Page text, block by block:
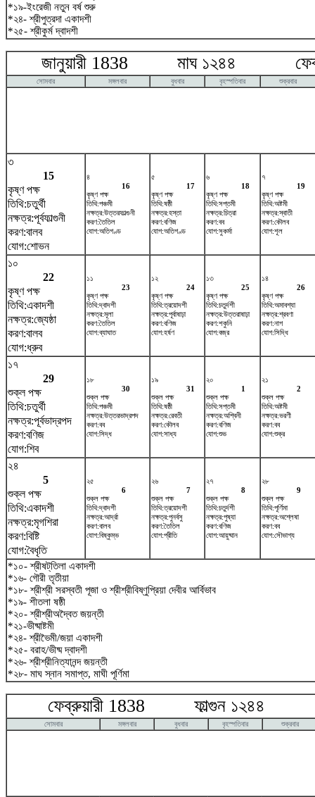
*১৯-ইংরেজী নতুন বর্ষ শুরু
*২৪- শ্রীপুত্রদা একাদশী
*২৫- শ্রীকুর্ম দ্বাদশী
জানুয়ারী 1838 মাঘ ১২৪৪
সোমবার মঙ্গলবার বুধবার বৃহস্পতিবার শুক্রবার
৩
15
কৃষ্ণ পক্ষ
তিথি:চতুর্থী
নক্ষত্র:পূর্বফাল্গুনী
করণ:বালব
যোগ:শোভন
৪
16
কৃষ্ণ পক্ষ
তিথি:পঞ্চমী
নক্ষত্র:উত্তরফাল্গুনী
করণ:তৈতিল
যোগ:অতিগণ্ড
৫
17
কৃষ্ণ পক্ষ
তিথি:ষষ্ঠী
নক্ষত্র:হস্তা
করণ:বণিজ
যোগ:অতিগণ্ড
৬
18
কৃষ্ণ পক্ষ
তিথি:সপ্তমী
নক্ষত্র:চিত্রা
করণ:বব
যোগ:সুকর্মা
৭
19
কৃষ্ণ পক্ষ
তিথি:অষ্টমী
নক্ষত্র:স্বাতী
করণ:কৌলব
যোগ:শূল
১০
22
কৃষ্ণ পক্ষ
তিথি:একাদশী
নক্ষত্র:জ্যেষ্ঠা
করণ:বালব
যোগ:ধ্রুব
১১
23
কৃষ্ণ পক্ষ
তিথি:দ্বাদশী
নক্ষত্র:মূলা
করণ:তৈতিল
যোগ:ব্যাঘাত
১২
24
কৃষ্ণ পক্ষ
তিথি:ত্রয়োদশী
নক্ষত্র:পূর্বাষাঢ়া
করণ:বণিজ
যোগ:হর্ষণ
১৩
25
কৃষ্ণ পক্ষ
তিথি:চতুর্দশী
নক্ষত্র:উত্তরাষাঢ়া
করণ:শকুনি
যোগ:বজ্র
১৪
26
কৃষ্ণ পক্ষ
তিথি:অমাবশ্যা
নক্ষত্র:শ্রবণা
করণ:নাগ
যোগ:সিদ্ধি
১৭
29
শুক্ল পক্ষ
তিথি:চতুর্থী
নক্ষত্র:পূর্বভাদ্রপদ
করণ:বণিজ
যোগ:শিব
১৮
30
শুক্ল পক্ষ
তিথি:পঞ্চমী
নক্ষত্র:উত্তরভাদ্রপদ
করণ:বব
যোগ:সিদ্ধ
১৯
31
শুক্ল পক্ষ
তিথি:ষষ্ঠী
নক্ষত্র:রেবতী
করণ:কৌলব
যোগ:সাধ্য
২০
1
শুক্ল পক্ষ
তিথি:সপ্তমী
নক্ষত্র:অশ্বিনী
করণ:বণিজ
যোগ:শুভ
২১
2
শুক্ল পক্ষ
তিথি:অষ্টমী
নক্ষত্র:ভরণী
করণ:বব
যোগ:শুক্র
২৪
5
শুক্ল পক্ষ
তিথি:একাদশী
নক্ষত্র:মৃগশিরা
করণ:বিষ্টি
যোগ:বৈধৃতি
২৫
6
শুক্ল পক্ষ
তিথি:দ্বাদশী
নক্ষত্র:আর্দ্রা
করণ:বালব
যোগ:বিষ্কুম্ভ
২৬
7
শুক্ল পক্ষ
তিথি:ত্রয়োদশী
নক্ষত্র:পুনর্বসু
করণ:তৈতিল
যোগ:প্রীতি
২৭
8
শুক্ল পক্ষ
তিথি:চতুর্দশী
নক্ষত্র:পুষ্যা
করণ:বণিজ
যোগ:আয়ুষ্মান
২৮
9
শুক্ল পক্ষ
তিথি:পূর্ণিমা
নক্ষত্র:অশ্লেষা
করণ:বব
যোগ:সৌভাগ্য
*১০- শ্রীষট্‌তিলা একাদশী
*১৬- গৌরী তৃতীয়া
*১৮- শ্রীশ্রী সরস্বতী পূজা ও শ্রীশ্রীবিষ্ণুপ্রিয়া দেবীর আর্বিভাব
*১৯- শীতলা ষষ্ঠী
*২০- শ্রীশ্রীঅদ্বৈত জয়ন্তী
*২১-ভীষ্মাষ্টমী
*২৪- শ্রীভৈমী/জয়া একাদশী
*২৫- বরাহ/ভীষ্ম দ্বাদশী
*২৬- শ্রীশ্রীনিত্যানন্দ জয়ন্তী
*২৮- মাঘ স্নান সমাপ্ত, মাঘী পূর্ণিমা
ফেব্রুয়ারী 1838 ফাল্গুন ১২৪৪
সোমবার মঙ্গলবার বুধবার বৃহস্পতিবার শুক্রবার